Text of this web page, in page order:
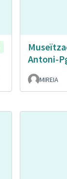
Antoni-
MIREIA